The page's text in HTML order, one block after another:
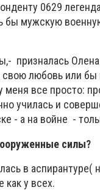
0629
бы мужскую
призналась
свою любовь или
меня все просто:
училась и
- а на войне -
силы?
в аспирантуре(
как у всех.